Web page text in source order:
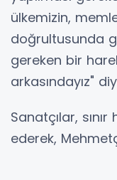
ülkemizin,
doğrultusunda
gereken bir
arkasındayız"
Sanatçılar,
ederek,